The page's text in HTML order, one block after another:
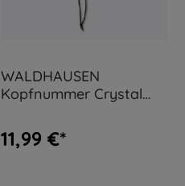
WALDHAUSEN
Kopfnummer Crystal
11,99 €*